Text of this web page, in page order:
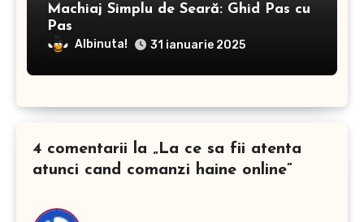
Machiaj Simplu de Seară: Ghid Pas cu
Pas
Albinuta! 31 ianuarie 2025
4 comentarii la „La ce sa fii atenta
atunci cand comanzi haine online”